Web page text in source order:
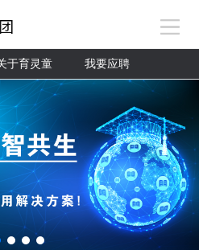
于育灵童 我要应聘